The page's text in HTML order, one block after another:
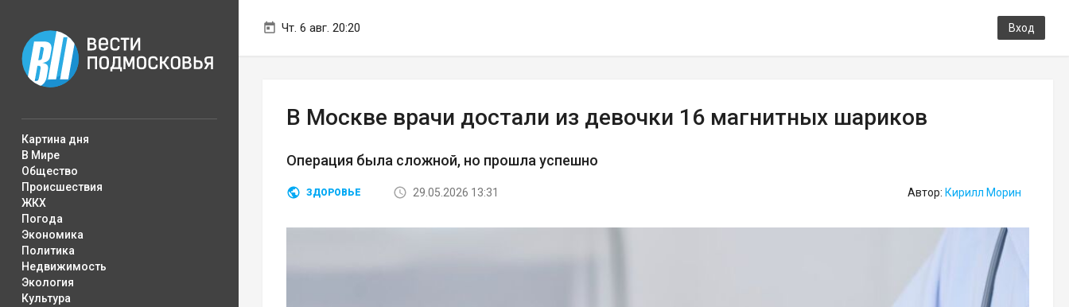
Чт. 6 авг. 20:20 Вход
Картина дня
В Мире
Общество
Происшествия
ЖКХ
Погода
Экономика
Политика
Недвижимость
Экология
Культура
В Москве врачи достали из девочки 16 магнитных шариков
Операция была сложной, но прошла успешно
ЗДОРОВЬЕ 29.05.2026 13:31 Автор: Кирилл Морин